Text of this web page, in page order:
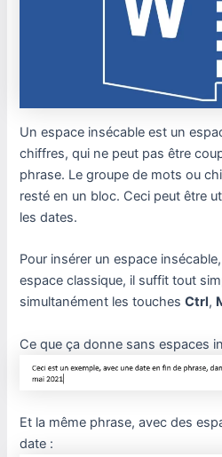
Un espace insécable est un
chiffres, qui ne peut pas être
phrase. Le groupe de mots ou
resté en un bloc. Ceci peut être
les dates.
Pour insérer un espace
espace classique, il suffit tout
simultanément les touchesCtrl,
Ce que ça donne sans espaces
Et la même phrase, avec des
date :